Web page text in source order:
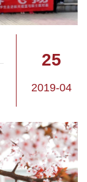
25
2019-04